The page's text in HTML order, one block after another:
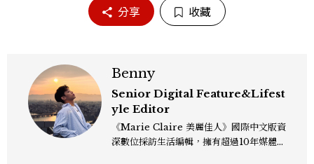
分享 收藏
Benny
Senior Digital Feature&Lifest
yle Editor
《Marie Claire 美麗佳人》國際中文版資
深數位採訪生活編輯，擁有超過10年媒體與